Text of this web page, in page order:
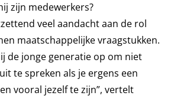
zijn medewerkers?
veel aandacht aan de rol
maatschappelijke vraagstukken.
de jonge generatie op om niet
te spreken als je ergens een
vooral jezelf te zijn”, vertelt